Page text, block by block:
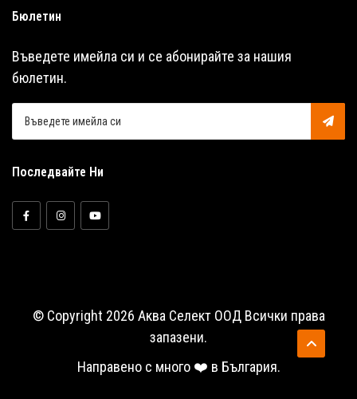
Бюлетин
Въведете имейла си и се абонирайте за нашия
бюлетин.
Последвайте Ни
© Copyright 2026 Аква Селект ООД Всички права
запазени.
Направено с много ❤️ в България.